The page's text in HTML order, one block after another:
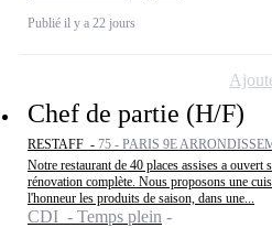
Publié il y a 22 jours
Chef de partie (H/F)
RESTAFF - 75 - PARIS 9E
Notre restaurant de 40 places assises a ouvert
rénovation complète. Nous proposons une
l'honneur les produits de saison, dans une...
CDI - Temps plein